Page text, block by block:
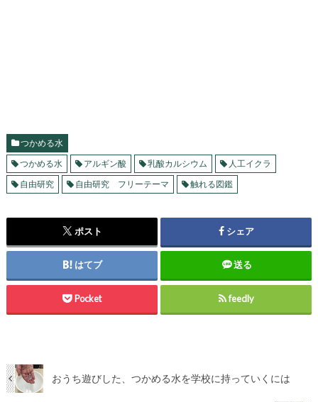
つかめる水
つかめる水
アルギン酸 乳酸カルシウム
人工イクラ
自由研究
自由研究 フリーテーマ 触れる図鑑
ポスト シェア
はてブ 送る
Pocket feedly
おうち遊びした、つかめる水を学校に持っていくには